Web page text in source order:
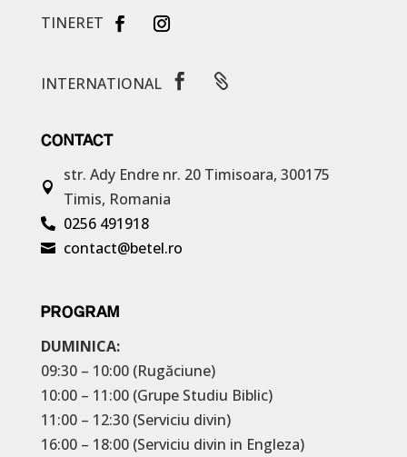
TINERET
INTERNATIONAL  
CONTACT

str. Ady Endre nr. 20 Timisoara, 300175
Timis, Romania
 0256 491918
 contact@betel.ro
PROGRAM
DUMINICA:
09:30 – 10:00 (Rugăciune)
10:00 – 11:00 (Grupe Studiu Biblic)
11:00 – 12:30 (Serviciu divin)
16:00 – 18:00 (Serviciu divin in Engleza)